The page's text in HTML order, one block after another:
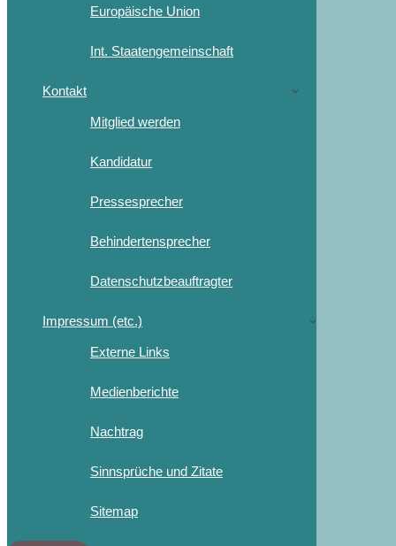
Europäische Union
Int. Staatengemeinschaft
Kontakt
Mitglied werden
Kandidatur
Pressesprecher
Behindertensprecher
Datenschutzbeauftragter
Impressum (etc.)
Externe Links
Medienberichte
Nachtrag
Sinnsprüche und Zitate
Sitemap